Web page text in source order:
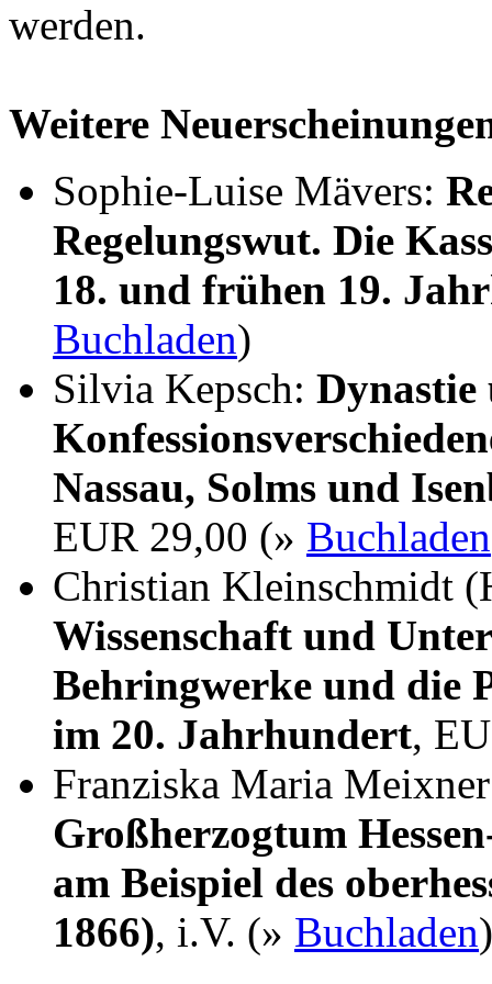
werden.
Weitere
Sophie-Luise Mävers:
Regelungswut. Die
18. und frühen 19.
Buchladen)
Silvia Kepsch: Dynastie
Nassau, Solms und
EUR 29,00 (» Buchladen
Christian Kleinschmidt
Wissenschaft und
Behringwerke und die
im 20. Jahrhundert,
Franziska Maria
Großherzogtum
am Beispiel des
1866), i.V. (» Buchladen)